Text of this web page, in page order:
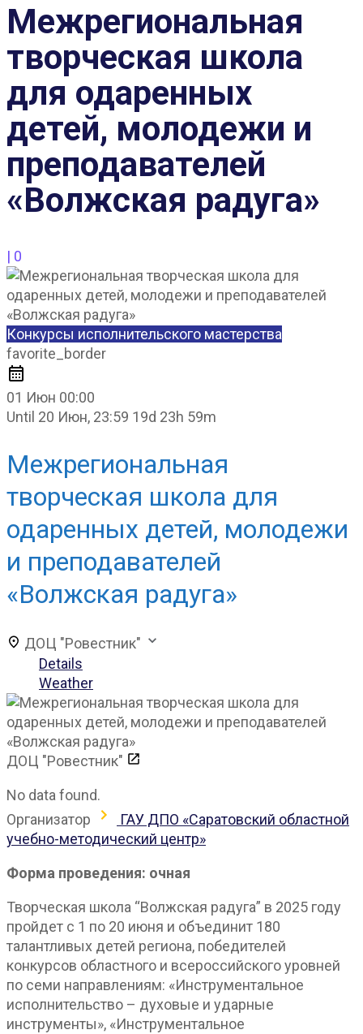
Межрегиональная
творческая школа
для одаренных
детей, молодежи и
преподавателей
«Волжская радуга»
| 0
Конкурсы исполнительского мастерства
favorite_border
01 Июн 00:00
Until 20 Июн, 23:59 19d 23h 59m
Межрегиональная
творческая школа для
одаренных детей, молодежи
и преподавателей
«Волжская радуга»
ДОЦ "Ровестник"
Details
Weather
ДОЦ "Ровестник"
No data found.
Организатор
ГАУ ДПО «Саратовский областной
учебно-методический центр»
Форма проведения: очная
Творческая школа “Волжская радуга” в 2025 году
пройдет с 1 по 20 июня и объединит 180
талантливых детей региона, победителей
конкурсов областного и всероссийского уровней
по семи направлениям: «Инструментальное
исполнительство – духовые и ударные
инструменты», «Инструментальное